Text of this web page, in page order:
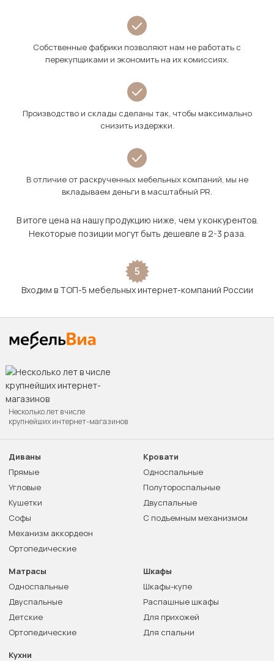
Собственные фабрики позволяют нам не работать с
перекупщиками и экономить на их комиссиях.
Производство и склады сделаны так, чтобы максимально
снизить издержки.
В отличие от раскрученных мебельных компаний, мы не
вкладываем деньги в масштабный PR.
В итоге цена на нашу продукцию ниже, чем у конкурентов.
Некоторые позиции могут быть дешевле в 2-3 раза.
5
Входим в ТОП-5 мебельных интернет-компаний России
Несколько лет в числе
крупнейших интернет-магазинов
Диваны
Прямые
Угловые
Кушетки
Софы
Механизм аккордеон
Ортопедические
Кровати
Односпальные
Полутороспальные
Двуспальные
С подъемным механизмом
Матрасы
Односпальные
Двуспальные
Детские
Ортопедические
Шкафы
Шкафы-купе
Распашные шкафы
Для прихожей
Для спальни
Кухни